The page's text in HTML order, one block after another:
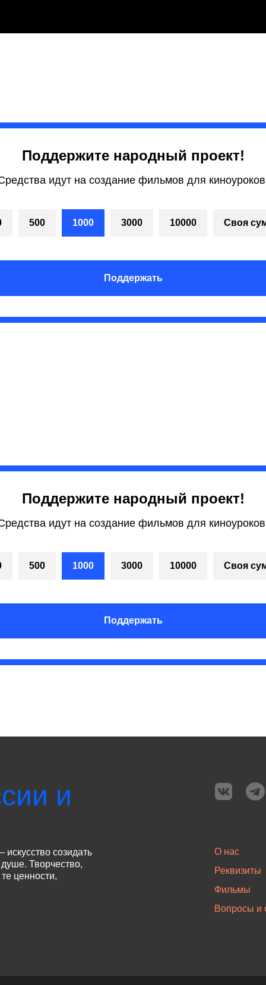
Поддержите народный проект!
идут на создание фильмов для
500 1000 3000 10000 Своя
Поддержать
Поддержите народный проект!
идут на создание фильмов для
500 1000 3000 10000 Своя
Поддержать
и
созидать
Творчество,
ценности,
О нас
Реквизиты
Фильмы
Вопросы и